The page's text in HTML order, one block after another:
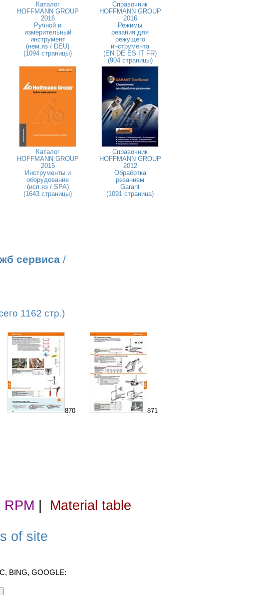
Каталог
HOFFMANN GROUP
2016
Ручной и
измерительный
инструмент
(нем.яз / DEU)
(1094 страницы)
Справочник
HOFFMANN GROUP
2016
Режимы
резания для
режущего
инструмента
(EN DE ES IT FR)
(904 страницы)
Каталог
HOFFMANN GROUP
2015
Инструменты и
оборудование
(исп.яз / SPA)
(1643 страницы)
Справочник
HOFFMANN GROUP
2012
Обработка
резанием
Garant
(1091 страница)
сервиса /
1162 стр.)
870 871
RPM Material table
of site
BING, GOOGLE: